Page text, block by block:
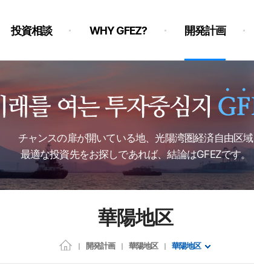
投資相談 WHY GFEZ? 開発計画
チャンスの扉が開いている地、光陽湾圏経済自由区域
最適な投資先をお探しであれば、結論はGFEZです。
華陽地区
開発計画 華陽地区 華陽地区